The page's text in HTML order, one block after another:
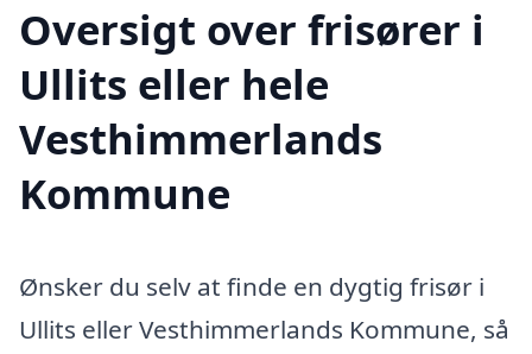
Oversigt over frisører i
Ullits eller hele
Vesthimmerlands
Kommune
Ønsker du selv at finde en dygtig frisør i
Ullits eller Vesthimmerlands Kommune, så